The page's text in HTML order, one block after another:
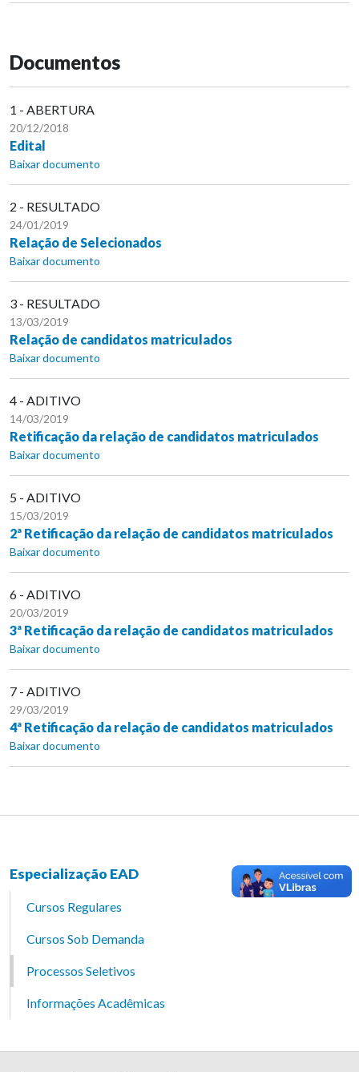
Documentos
1 - ABERTURA
20/12/2018
Edital
Baixar documento
2 - RESULTADO
24/01/2019
Relação de Selecionados
Baixar documento
3 - RESULTADO
13/03/2019
Relação de candidatos matriculados
Baixar documento
4 - ADITIVO
14/03/2019
Retificação da relação de candidatos matriculados
Baixar documento
5 - ADITIVO
15/03/2019
2ª Retificação da relação de candidatos matriculados
Baixar documento
6 - ADITIVO
20/03/2019
3ª Retificação da relação de candidatos matriculados
Baixar documento
7 - ADITIVO
29/03/2019
4ª Retificação da relação de candidatos matriculados
Baixar documento
Especialização EAD
Cursos Regulares
Cursos Sob Demanda
Processos Seletivos
Informações Acadêmicas